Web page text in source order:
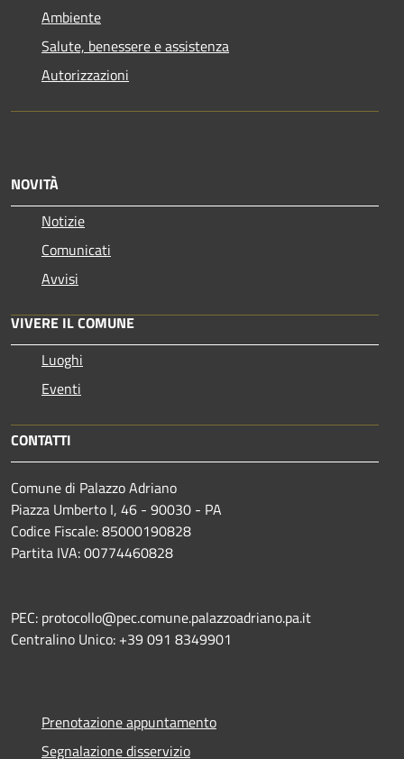
Ambiente
Salute, benessere e assistenza
Autorizzazioni
NOVITÀ
Notizie
Comunicati
Avvisi
VIVERE IL COMUNE
Luoghi
Eventi
CONTATTI
Comune di Palazzo Adriano
Piazza Umberto I, 46 - 90030 - PA
Codice Fiscale: 85000190828
Partita IVA: 00774460828
PEC: protocollo@pec.comune.palazzoadriano.pa.it
Centralino Unico: +39 091 8349901
Prenotazione appuntamento
Segnalazione disservizio